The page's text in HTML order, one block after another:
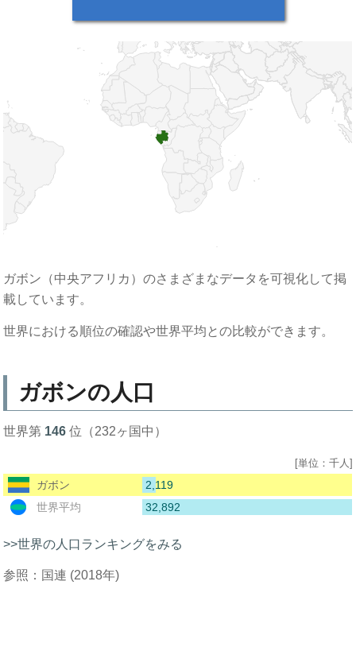
ガボン（中央アフリカ）のさまざまなデータを可視化して掲
載しています。
世界における順位の確認や世界平均との比較ができます。
ガボンの人口
世界第 146 位（232ヶ国中）
[単位：千人]
ガボン
2,119
世界平均
32,892
>>世界の人口ランキングをみる
参照：国連 (2018年)